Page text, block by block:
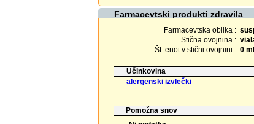
Farmacevtski produkti zdravila
Farmacevtska oblika :
Stična ovojnina :
Št. enot v stični ovojnini : 0 ml
Učinkovina
alergenski izvlečki
Pomožna snov